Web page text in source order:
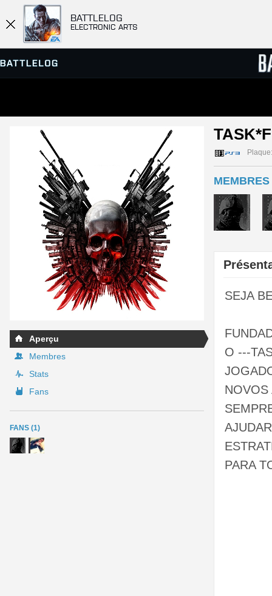
BATTLELOG
ELECTRONIC ARTS
SERVEURS
PARTIES
Aperçu
Membres
Stats
Fans
FANS (1)
Plaque:
MEMBRES
SEJA
O ---
PARA